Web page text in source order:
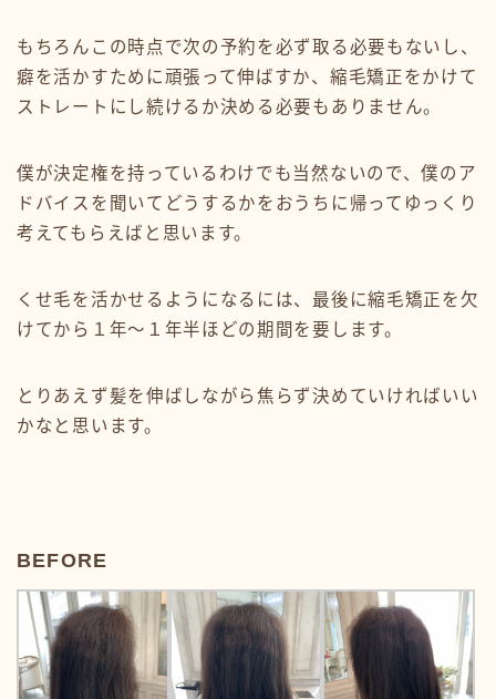
もちろんこの時点で次の予約を必ず取る必要もないし、
癖を活かすために頑張って伸ばすか、縮毛矯正をかけて
ストレートにし続けるか決める必要もありません。
僕が決定権を持っているわけでも当然ないので、僕のア
ドバイスを聞いてどうするかをおうちに帰ってゆっくり
考えてもらえばと思います。
くせ毛を活かせるようになるには、最後に縮毛矯正を欠
けてから１年〜１年半ほどの期間を要します。
とりあえず髪を伸ばしながら焦らず決めていければいい
かなと思います。
BEFORE